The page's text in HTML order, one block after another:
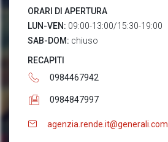
ORARI DI APERTURA
LUN-VEN: 09:00-13:00/15:30-19:00
SAB-DOM: chiuso
RECAPITI
0984467942
0984847997
agenzia.rende.it@generali.com